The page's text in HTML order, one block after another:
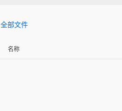
全部文件
名称